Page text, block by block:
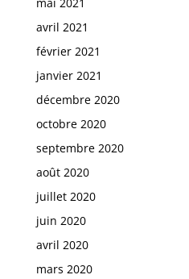
avril 2021
février 2021
janvier 2021
décembre 2020
octobre 2020
septembre 2020
août 2020
juillet 2020
juin 2020
avril 2020
mars 2020